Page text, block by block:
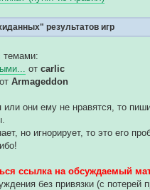
результатов игр
темами:
отcarlic
отArmageddon
или они ему не нравятся, то
но игнорирует, то это его
ссылка на обсуждаемый
без привязки (с